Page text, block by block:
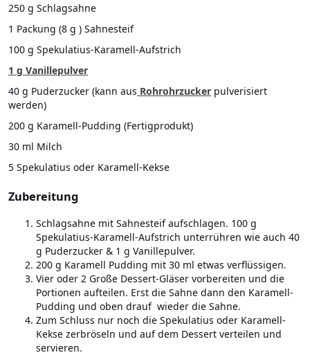
250 g Schlagsahne
1 Packung (8 g ) Sahnesteif
100 g Spekulatius-Karamell-Aufstrich
1 g Vanillepulver
40 g Puderzucker (kann aus Rohrohrzucker pulverisiert
werden)
200 g Karamell-Pudding (Fertigprodukt)
30 ml Milch
5 Spekulatius oder Karamell-Kekse
Zubereitung
Schlagsahne mit Sahnesteif aufschlagen. 100 g
Spekulatius-Karamell-Aufstrich unterrühren wie auch 40
g Puderzucker & 1 g Vanillepulver.
200 g Karamell Pudding mit 30 ml etwas verflüssigen.
Vier oder 2 Große Dessert-Gläser vorbereiten und die
Portionen aufteilen. Erst die Sahne dann den Karamell-
Pudding und oben drauf wieder die Sahne.
Zum Schluss nur noch die Spekulatius oder Karamell-
Kekse zerbröseln und auf dem Dessert verteilen und
servieren.